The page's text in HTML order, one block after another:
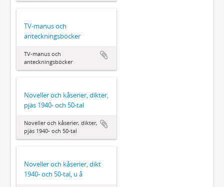
TV-manus och
anteckningsböcker
TV-manus och
anteckningsböcker
Noveller och kåserier, dikter,
pjäs 1940- och 50-tal
Noveller och kåserier, dikter,
pjäs 1940- och 50-tal
Noveller och kåserier, dikt
1940- och 50-tal, u å